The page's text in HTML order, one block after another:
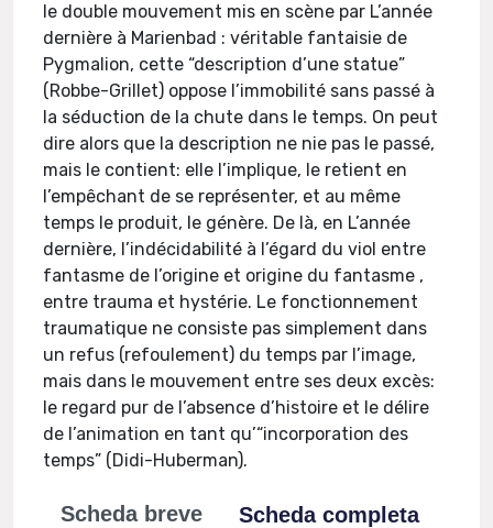
le double mouvement mis en scène par L’année
dernière à Marienbad : véritable fantaisie de
Pygmalion, cette “description d’une statue”
(Robbe-Grillet) oppose l’immobilité sans passé à
la séduction de la chute dans le temps. On peut
dire alors que la description ne nie pas le passé,
mais le contient: elle l’implique, le retient en
l’empêchant de se représenter, et au même
temps le produit, le génère. De là, en L’année
dernière, l’indécidabilité à l’égard du viol entre
fantasme de l’origine et origine du fantasme ,
entre trauma et hystérie. Le fonctionnement
traumatique ne consiste pas simplement dans
un refus (refoulement) du temps par l’image,
mais dans le mouvement entre ses deux excès:
le regard pur de l’absence d’histoire et le délire
de l’animation en tant qu’“incorporation des
temps” (Didi-Huberman).
Scheda breve
Scheda completa